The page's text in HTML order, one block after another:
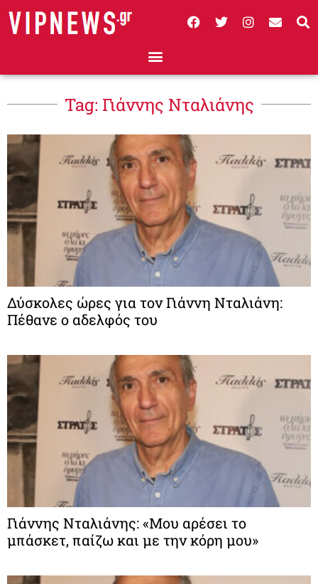
Tag: Γιάννης Νταλιάνης
Δύσκολες ώρες για τον Γιάννη Νταλιάνη:
Πέθανε ο αδελφός του
Γιάννης Νταλιάνης: «Μου αρέσει το
μπάσκετ, παίζω και με την κόρη μου»